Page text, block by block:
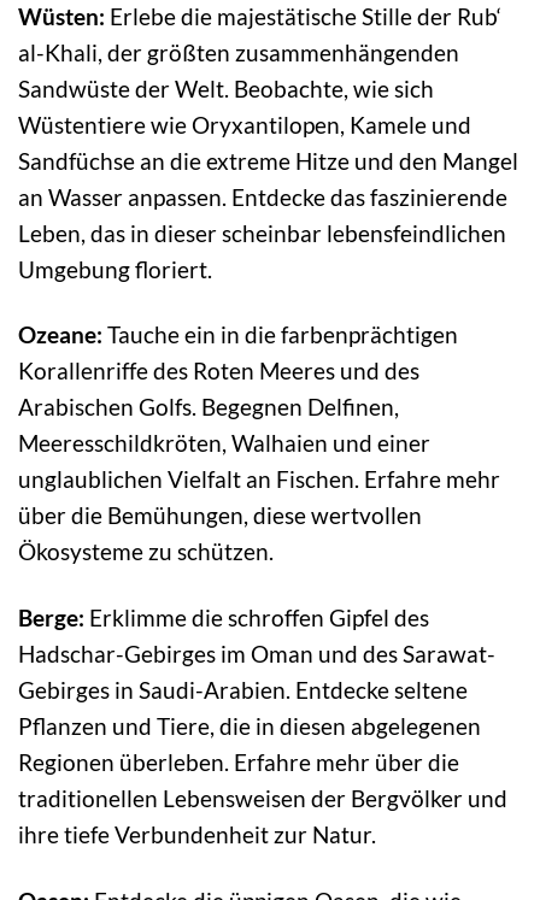
Wüsten: Erlebe die majestätische Stille der Rub‘
al-Khali, der größten zusammenhängenden
Sandwüste der Welt. Beobachte, wie sich
Wüstentiere wie Oryxantilopen, Kamele und
Sandfüchse an die extreme Hitze und den Mangel
an Wasser anpassen. Entdecke das faszinierende
Leben, das in dieser scheinbar lebensfeindlichen
Umgebung floriert.
Ozeane: Tauche ein in die farbenprächtigen
Korallenriffe des Roten Meeres und des
Arabischen Golfs. Begegnen Delfinen,
Meeresschildkröten, Walhaien und einer
unglaublichen Vielfalt an Fischen. Erfahre mehr
über die Bemühungen, diese wertvollen
Ökosysteme zu schützen.
Berge: Erklimme die schroffen Gipfel des
Hadschar-Gebirges im Oman und des Sarawat-
Gebirges in Saudi-Arabien. Entdecke seltene
Pflanzen und Tiere, die in diesen abgelegenen
Regionen überleben. Erfahre mehr über die
traditionellen Lebensweisen der Bergvölker und
ihre tiefe Verbundenheit zur Natur.